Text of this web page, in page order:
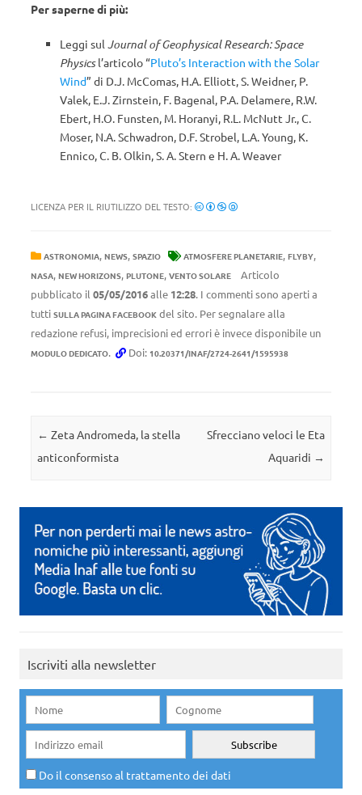
Per saperne di più:
Leggi sul Journal of Geophysical Research: Space
Physicsl’articolo “Pluto’s Interaction with the Solar
Wind” di D.J. McComas, H.A. Elliott, S. Weidner, P.
Valek, E.J. Zirnstein, F. Bagenal, P.A. Delamere, R.W.
Ebert, H.O. Funsten, M. Horanyi, R.L. McNutt Jr., C.
Moser, N.A. Schwadron, D.F. Strobel, L.A. Young, K.
Ennico, C. B. Olkin, S. A. Stern e H. A. Weaver
LICENZA PER IL RIUTILIZZO DEL TESTO:
ASTRONOMIA, NEWS, SPAZIO ATMOSFERE PLANETARIE, FLYBY,
NASA, NEW HORIZONS, PLUTONE, VENTO SOLARE
Articolo
pubblicato il 05/05/2016alle 12:28. I commenti sono aperti a
tutti SULLA PAGINA FACEBOOK del sito. Per segnalare alla
redazione refusi, imprecisioni ed errori è invece disponibile un
MODULO DEDICATO. Doi: 10.20371/INAF/2724-2641/1595938
Navigazione articolo
← Zeta Andromeda, la stella
anticonformista
Sfrecciano veloci le Eta
Aquaridi →
Iscriviti alla newsletter
Do il consenso al trattamento dei dati